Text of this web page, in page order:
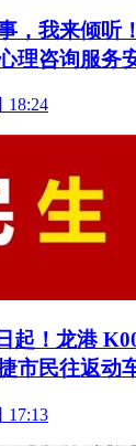
，我来倾听
理咨询服务
18:24
起！龙港
市民往返动
17:13